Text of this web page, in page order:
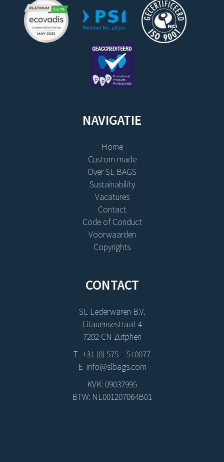
NAVIGATIE
Home
Custom made
Over SL BAGS
Sustainability
Vacatures
Contact
Code of Conduct
Voorwaarden
Copyrights
CONTACT
SL Lederwaren B.V.
Litauensestraat 4
7202 CN Zutphen
T +31 (0) 575 – 510077
E info@slbags.com
KVK: 09037995
BTW: NL001207064B01